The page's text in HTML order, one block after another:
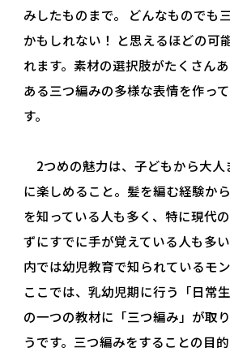
みしたものまで。 どんなものでも
かもしれない！ と思えるほどの可
れます。素材の選択肢がたくさん
ある三つ編みの多様な表情を作っ
す。
2つめの魅力は、子どもから大人
に楽しめること。髪を編む経験か
を知っている人も多く、特に現代
ずにすでに手が覚えている人も多
内では幼児教育で知られているモ
ここでは、乳幼児期に行う「日常
の一つの教材に「三つ編み」が取
うです。三つ編みをすることの目